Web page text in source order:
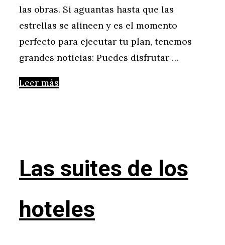
las obras. Si aguantas hasta que las
estrellas se alineen y es el momento
perfecto para ejecutar tu plan, tenemos
grandes noticias: Puedes disfrutar …
Leer más
Las suites de los
hoteles